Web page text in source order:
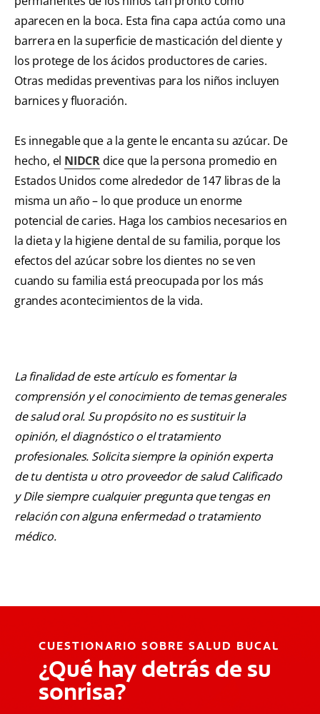
aparecen en la boca. Esta fina capa actúa como una
barrera en la superficie de masticación del diente y
los protege de los ácidos productores de caries.
Otras medidas preventivas para los niños incluyen
barnices y fluoración.
Es innegable que a la gente le encanta su azúcar. De
hecho, el NIDCRdice que la persona promedio en
Estados Unidos come alrededor de 147 libras de la
misma un año – lo que produce un enorme
potencial de caries. Haga los cambios necesarios en
la dieta y la higiene dental de su familia, porque los
efectos del azúcar sobre los dientes no se ven
cuando su familia está preocupada por los más
grandes acontecimientos de la vida.
La finalidad de este artículo es fomentar la
comprensión y el conocimiento de temas generales
de salud oral. Su propósito no es sustituir la
opinión, el diagnóstico o el tratamiento
profesionales. Solicita siempre la opinión experta
de tu dentista u otro proveedor de salud Calificado
y Dile siempre cualquier pregunta que tengas en
relación con alguna enfermedad o tratamiento
médico.
CUESTIONARIO SOBRE SALUD BUCAL
¿Qué hay detrás de su
sonrisa?